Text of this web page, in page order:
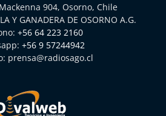
904, Osorno, Chile
Y GANADERA DE OSORNO A.G.
+56 64 223 2160
+56 9 57244942
prensa@radiosago.cl